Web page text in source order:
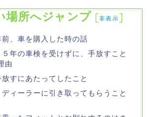
場所へジャンプ [非表示]
、車を購入した時の話
年の車検を受けずに、手放すこと
由
すにあたってしたこと
ィーラーに引き取ってもらうこと